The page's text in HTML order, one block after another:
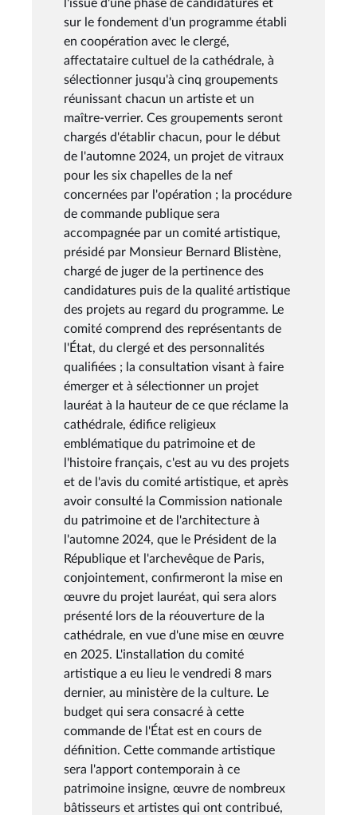
l'issue d'une phase de candidatures et
sur le fondement d'un programme établi
en coopération avec le clergé,
affectataire cultuel de la cathédrale, à
sélectionner jusqu'à cinq groupements
réunissant chacun un artiste et un
maître-verrier. Ces groupements seront
chargés d'établir chacun, pour le début
de l'automne 2024, un projet de vitraux
pour les six chapelles de la nef
concernées par l'opération ; la procédure
de commande publique sera
accompagnée par un comité artistique,
présidé par Monsieur Bernard Blistène,
chargé de juger de la pertinence des
candidatures puis de la qualité artistique
des projets au regard du programme. Le
comité comprend des représentants de
l'État, du clergé et des personnalités
qualifiées ; la consultation visant à faire
émerger et à sélectionner un projet
lauréat à la hauteur de ce que réclame la
cathédrale, édifice religieux
emblématique du patrimoine et de
l'histoire français, c'est au vu des projets
et de l'avis du comité artistique, et après
avoir consulté la Commission nationale
du patrimoine et de l'architecture à
l'automne 2024, que le Président de la
République et l'archevêque de Paris,
conjointement, confirmeront la mise en
œuvre du projet lauréat, qui sera alors
présenté lors de la réouverture de la
cathédrale, en vue d'une mise en œuvre
en 2025. L'installation du comité
artistique a eu lieu le vendredi 8 mars
dernier, au ministère de la culture. Le
budget qui sera consacré à cette
commande de l'État est en cours de
définition. Cette commande artistique
sera l'apport contemporain à ce
patrimoine insigne, œuvre de nombreux
bâtisseurs et artistes qui ont contribué,